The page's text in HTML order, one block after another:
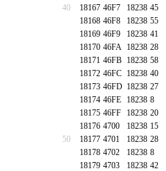
40
18167 46F7 18238 45
18168 46F8 18238 55
18169 46F9 18238 41
18170 46FA 18238 28
18171 46FB 18238 58
18172 46FC 18238 40
18173 46FD 18238 27
18174 46FE 18238 8
18175 46FF 18238 20
18176 4700 18238 15
50
18177 4701 18238 28
18178 4702 18238 8
18179 4703 18238 42